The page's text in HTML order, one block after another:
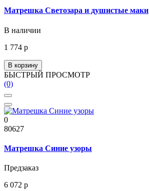
Матрешка Светозара и душистые маки
В наличии
1 774 р
В корзину
БЫСТРЫЙ ПРОСМОТР
(0)
0
80627
Матрешка Синие узоры
Предзаказ
6 072 р